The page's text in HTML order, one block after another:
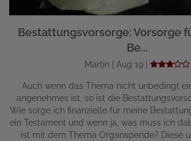
Bestattungsvorsorge: Vorsorge
Be...
Martin | Aug 19 |
Auch wenn das Thema nicht unbedingt
angenehmes ist, so ist die
Wie sorge ich finanzielle für meine
ein Testament und wenn ja, was muss ich
ist mit dem Thema Organspende? Diese